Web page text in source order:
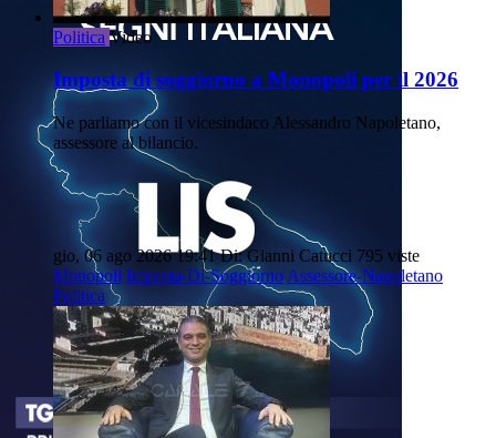
Politica Video
Imposta di soggiorno a Monopoli per il 2026
Ne parliamo con il vicesindaco Alessandro Napoletano,
assessore al bilancio.
gio, 06 ago 2026 19:41 Di: Gianni Catucci 795 viste
Monopoli Imposta-Di-Soggiorno Assessore-Napoletano
Politica